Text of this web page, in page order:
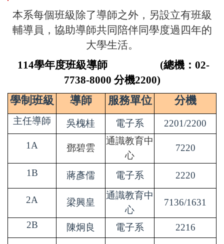
本系每個班級除了導師之外，另設立有班級
輔導員，協助導師共同陪伴同學度過四年的
大學生活。
114學年度班級導師 (總機：02-
7738-8000 分機2200)
學制班級 導師 服務單位 分機
主任導師 吳槐桂 電子系 2201/2200
1A 鄧碧雲
通識教育中
心
7220
1B 蔣彥儒 電子系 2220
2A 梁興皇
通識教育中
心
7136/1631
2B 陳炯良 電子系 2216